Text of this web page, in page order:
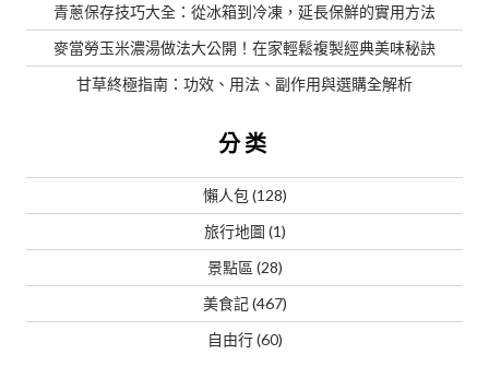
青蔥保存技巧大全：從冰箱到冷凍，延長保鮮的實用方法
麥當勞玉米濃湯做法大公開！在家輕鬆複製經典美味秘訣
甘草終極指南：功效、用法、副作用與選購全解析
分类
懶人包 (128)
旅行地圖 (1)
景點區 (28)
美食記(467)
自由行(60)